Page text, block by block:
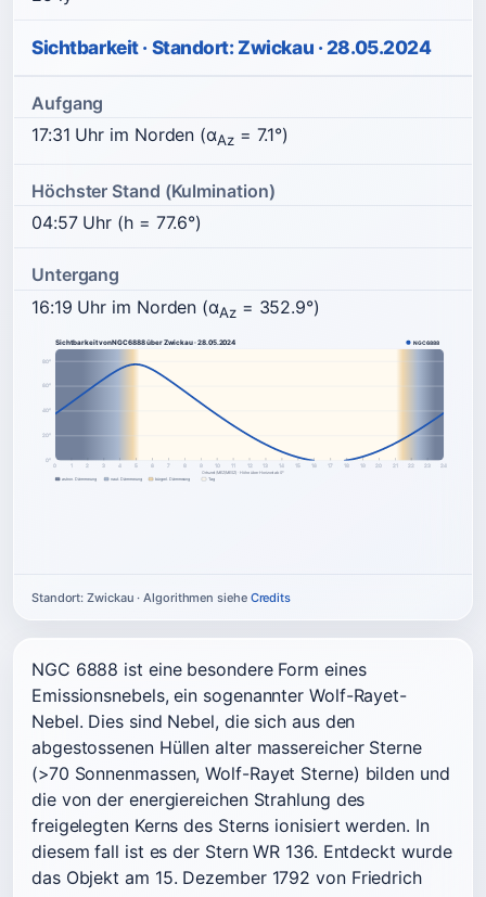
Sichtbarkeit · Standort: Zwickau · 28.05.2024
Aufgang
17:31 Uhr im Norden (αAz= 7.1°)
Höchster Stand (Kulmination)
04:57 Uhr (h = 77.6°)
Untergang
16:19 Uhr im Norden (αAz= 352.9°)
0°
20°
40°
60°
80°
0 1 2 3 4 5 7 10 11 12 13 14 15 16 17 18 19 20 21 22 23 24
Sichtbarkeit von NGC6888 über Zwickau · 28.05.2024 NGC6888
astron. Dämmerung naut. Dämmerung bürgerl. Dämmerung Tag
Ortszeit (MEZ/MESZ) · Höhe über Horizont ab 0°
Standort: Zwickau · Algorithmen siehe Credits
NGC 6888 ist eine besondere Form eines
Emissionsnebels, ein sogenannter Wolf-Rayet-
Nebel. Dies sind Nebel, die sich aus den
abgestossenen Hüllen alter massereicher Sterne
(>70 Sonnenmassen, Wolf-Rayet Sterne) bilden und
die von der energiereichen Strahlung des
freigelegten Kerns des Sterns ionisiert werden. In
diesem fall ist es der Stern WR 136. Entdeckt wurde
das Objekt am 15. Dezember 1792 von Friedrich